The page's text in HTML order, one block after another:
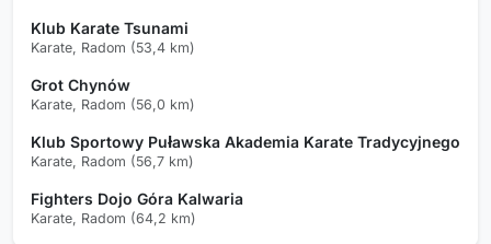
Klub Karate Tsunami
Karate, Radom (53,4 km)
Grot Chynów
Karate, Radom (56,0 km)
Klub Sportowy Puławska Akademia Karate Tradycyjnego
Karate, Radom (56,7 km)
Fighters Dojo Góra Kalwaria
Karate, Radom (64,2 km)